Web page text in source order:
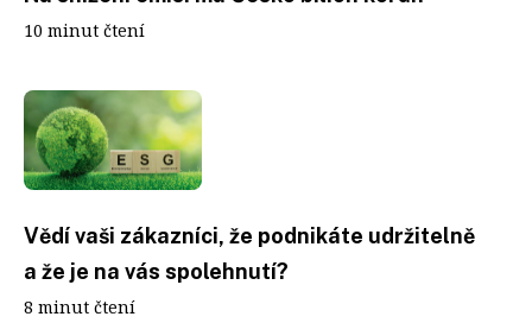
10 minut čtení
Vědí vaši zákazníci, že podnikáte udržitelně
a že je na vás spolehnutí?
8 minut čtení